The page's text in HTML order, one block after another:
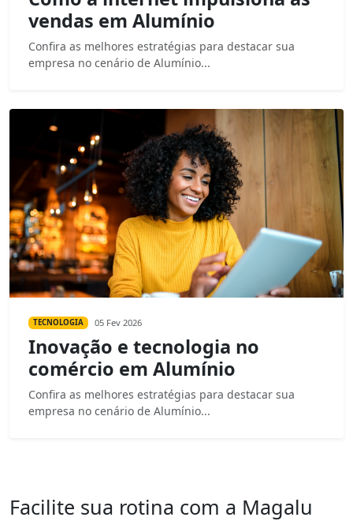
vendas em Alumínio
Confira as melhores estratégias para destacar sua
empresa no cenário de Alumínio...
TECNOLOGIA 05 Fev 2026
Inovação e tecnologia no
comércio em Alumínio
Confira as melhores estratégias para destacar sua
empresa no cenário de Alumínio...
Facilite sua rotina com a Magalu